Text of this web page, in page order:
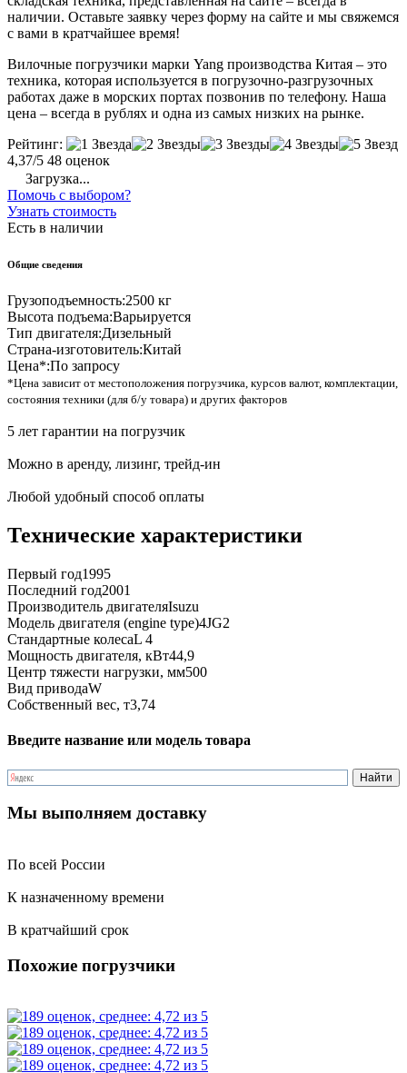
наличии. Оставьте заявку через форму на сайте и мы свяжемся
с вами в кратчайшее время!
Вилочные погрузчики марки Yang производства Китая – это
техника, которая используется в погрузочно-разгрузочных
работах даже в морских портах позвонив по телефону. Наша
цена – всегда в рублях и одна из самых низких на рынке.
Рейтинг:
4,37/5 48 оценок
Загрузка...
Помочь с выбором?
Узнать стоимость
Есть в наличии
Общие сведения
Грузоподъемность:2500 кг
Высота подъема:Варьируется
Тип двигателя:Дизельный
Страна-изготовитель:Китай
Цена*:По запросу
*Цена зависит от местоположения погрузчика, курсов валют, комплектации,
состояния техники (для б/у товара) и других факторов
5 лет гарантии на погрузчик
Можно в аренду, лизинг, трейд-ин
Любой удобный способ оплаты
Технические характеристики
Первый год1995
Последний год2001
Производитель двигателяIsuzu
Модель двигателя (engine type)4JG2
Стандартные колесаL 4
Мощность двигателя, кВт44,9
Центр тяжести нагрузки, мм500
Вид приводаW
Собственный вес, т3,74
Введите название или модель товара
Мы выполняем доставку
По всей России
К назначенному времени
В кратчайший срок
Похожие погрузчики